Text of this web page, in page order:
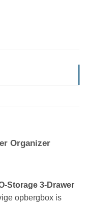
Organizer
Storage 3-Drawer
opbergbox is